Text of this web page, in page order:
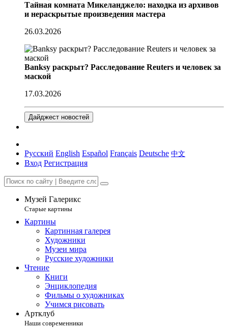
Тайная комната Микеланджело: находка из архивов
и нераскрытые произведения мастера
26.03.2026
Banksy раскрыт? Расследование Reuters и человек за
маской
17.03.2026
Дайджест новостей
Русский English Español Français Deutsche 中文
Вход Регистрация
Музей Галерикс
Старые картины
Картины
Картинная галерея
Художники
Музеи мира
Русские художники
Чтение
Книги
Энциклопедия
Фильмы о художниках
Учимся рисовать
Артклуб
Наши современники